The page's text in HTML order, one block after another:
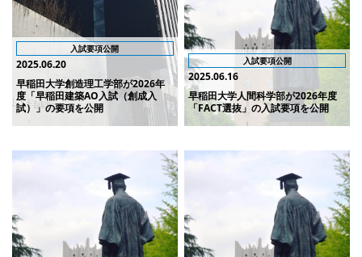
入試要項公開
2025.06.20
早稲田大学創造理工学部が2026年
度「早稲田建築AO入試（創成入
試）」の要項を公開
入試要項公開
2025.06.16
早稲田大学人間科学部が2026年度
「FACT選抜」の入試要項を公開